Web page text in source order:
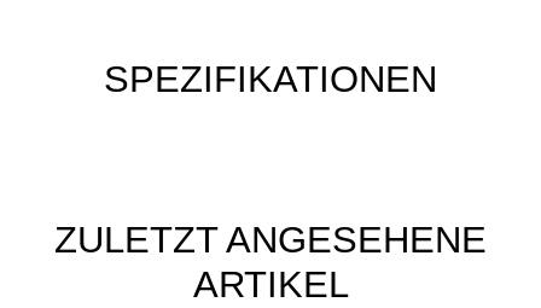
SPEZIFIKATIONEN
ZULETZT ANGESEHENE
ARTIKEL